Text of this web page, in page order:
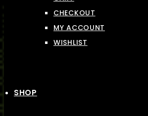
CHECKOUT
MY ACCOUNT
WISHLIST
SHOP